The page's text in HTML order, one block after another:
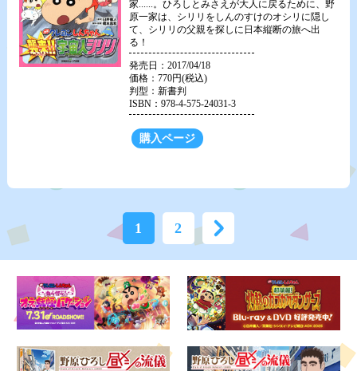
家......。ひろしとみさえが大人に戻るために、野
原一家は、シリリをしんのすけのオシリに隠し
て、シリリの父親を探しに日本縦断の旅へ出
る！
発売日：2017/04/18
価格：770円(税込)
判型：新書判
ISBN：978-4-575-24031-3
購入ページ
1 2